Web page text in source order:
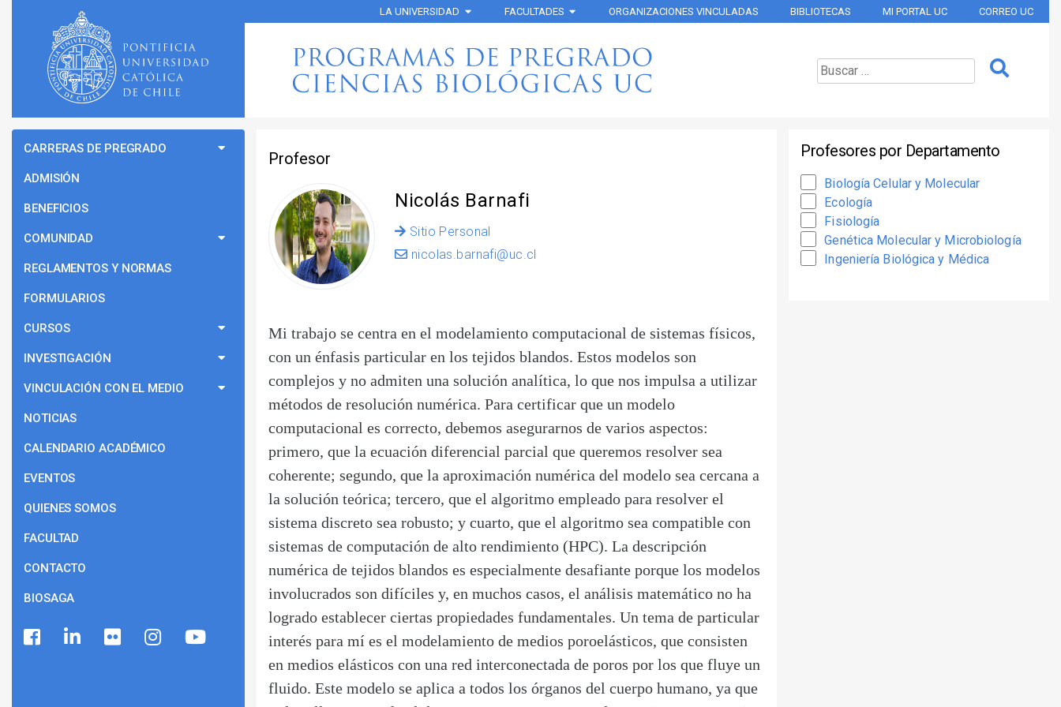
LA UNIVERSIDAD FACULTADES ORGANIZACIONES VINCULADAS BIBLIOTECAS MI PORTAL UC CORREO UC
Profesor
Nicolás Barnafi
Sitio Personal
nicolas.barnafi@uc.cl
Mi trabajo se centra en el modelamiento computacional de sistemas físicos,
con un énfasis particular en los tejidos blandos. Estos modelos son
complejos y no admiten una solución analítica, lo que nos impulsa a utilizar
métodos de resolución numérica. Para certificar que un modelo
computacional es correcto, debemos asegurarnos de varios aspectos:
primero, que la ecuación diferencial parcial que queremos resolver sea
coherente; segundo, que la aproximación numérica del modelo sea cercana a
la solución teórica; tercero, que el algoritmo empleado para resolver el
sistema discreto sea robusto; y cuarto, que el algoritmo sea compatible con
sistemas de computación de alto rendimiento (HPC). La descripción
numérica de tejidos blandos es especialmente desafiante porque los modelos
involucrados son difíciles y, en muchos casos, el análisis matemático no ha
logrado establecer ciertas propiedades fundamentales. Un tema de particular
interés para mí es el modelamiento de medios poroelásticos, que consisten
en medios elásticos con una red interconectada de poros por los que fluye un
fluido. Este modelo se aplica a todos los órganos del cuerpo humano, ya que
CARRERAS DE PREGRADO
ADMISIÓN
BENEFICIOS
COMUNIDAD
REGLAMENTOS Y NORMAS
FORMULARIOS
CURSOS
INVESTIGACIÓN
VINCULACIÓN CON EL MEDIO
NOTICIAS
CALENDARIO ACADÉMICO
EVENTOS
QUIENES SOMOS
FACULTAD
CONTACTO
BIOSAGA
Profesores por Departamento
Biología Celular y Molecular
Ecología
Fisiología
Genética Molecular y Microbiología
Ingeniería Biológica y Médica